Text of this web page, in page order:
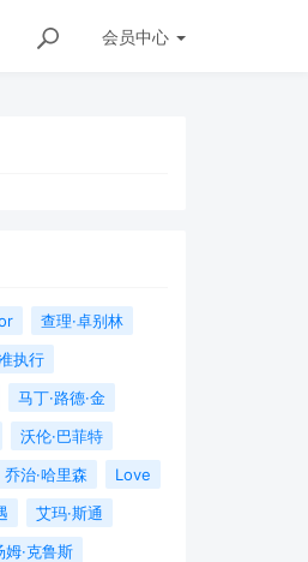
会员中心
查理·卓别林
执行
马丁·路德·金
沃伦·巴菲特
乔治·哈里森
Love
艾玛·斯通
姆·克鲁斯